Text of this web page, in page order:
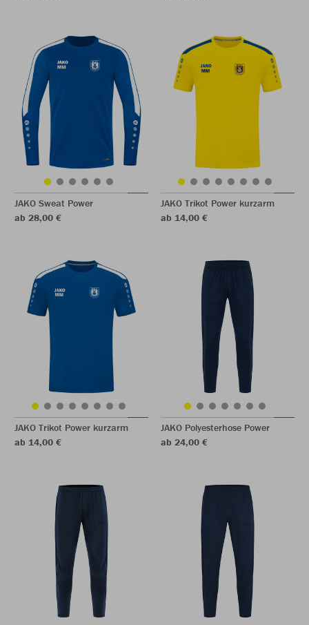
JAKO Sweat Power
ab 28,00 €
JAKO Trikot Power kurzarm
ab 14,00 €
JAKO Trikot Power kurzarm
ab 14,00 €
JAKO Polyesterhose Power
ab 24,00 €